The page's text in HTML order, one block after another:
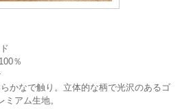
％
かなで触り。立体的な柄で光沢のあるゴ
アム生地。